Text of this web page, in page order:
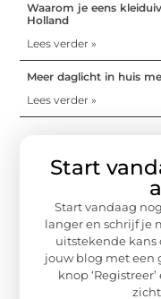
Waarom je eens
Holland
Lees verder »
Meer daglicht in huis
Lees verder »
Start
Start vandaag
langer en schrijf je
uitstekende kans
jouw blog met een
knop